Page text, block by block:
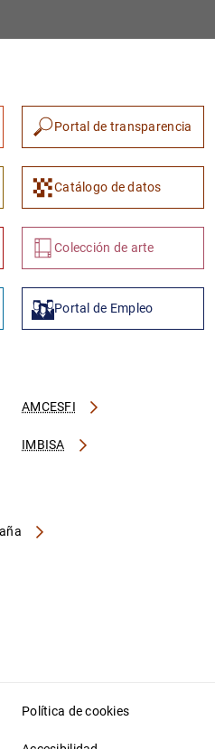
1 2
Portal de transparencia
Catálogo de datos
Colección de arte
Portal de Empleo
AMCESFI
IMBISA
Política de cookies